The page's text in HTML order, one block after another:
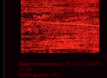
Зарегистрирован: Пт 04.12.2020,
22:35
Сообщения: 161